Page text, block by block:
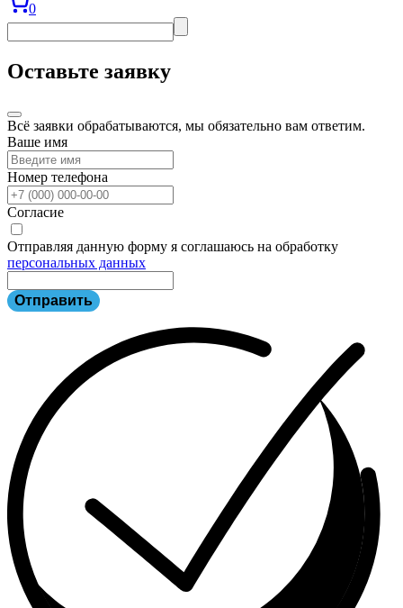
0
Оставьте заявку
Всё заявки обрабатываются, мы обязательно вам ответим.
Ваше имя
Номер телефона
Согласие
Отправляя данную форму я соглашаюсь на обработку
персональных данных
Отправить